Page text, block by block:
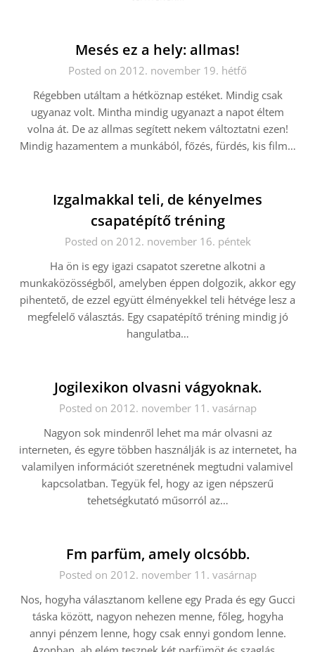
Mesés ez a hely: allmas!
Posted on 2012. november 19. hétfő
Régebben utáltam a hétköznap estéket. Mindig csak
ugyanaz volt. Mintha mindig ugyanazt a napot éltem
volna át. De az allmas segített nekem változtatni ezen!
Mindig hazamentem a munkából, főzés, fürdés, kis film…
Izgalmakkal teli, de kényelmes
csapatépítő tréning
Posted on 2012. november 16. péntek
Ha ön is egy igazi csapatot szeretne alkotni a
munkaközösségből, amelyben éppen dolgozik, akkor egy
pihentető, de ezzel együtt élményekkel teli hétvége lesz a
megfelelő választás. Egy csapatépítő tréning mindig jó
hangulatba…
Jogilexikon olvasni vágyoknak.
Posted on 2012. november 11. vasárnap
Nagyon sok mindenről lehet ma már olvasni az
interneten, és egyre többen használják is az internetet, ha
valamilyen információt szeretnének megtudni valamivel
kapcsolatban. Tegyük fel, hogy az igen népszerű
tehetségkutató műsorról az…
Fm parfüm, amely olcsóbb.
Posted on 2012. november 11. vasárnap
Nos, hogyha választanom kellene egy Prada és egy Gucci
táska között, nagyon nehezen menne, főleg, hogyha
annyi pénzem lenne, hogy csak ennyi gondom lenne.